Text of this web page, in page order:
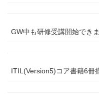
GW中も研修受講開始できま
ITIL(Version5)コア書籍6冊